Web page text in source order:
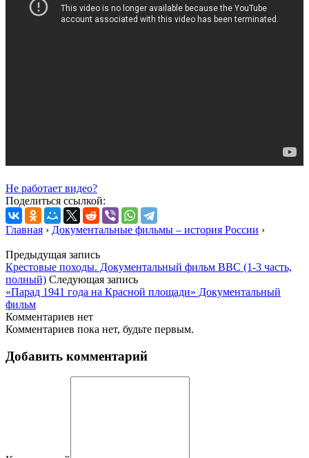
Не работает видео?
Поделиться ссылкой:
Главная › Документальные фильмы – история России ›
Предыдущая запись
Крестовые походы. Документальный фильм ВВС (1-3 часть,
полный) Следующая запись
«Парад 1941 года на Красной площади» Документальный
фильм
Комментариев нет
Комментариев пока нет, будьте первым.
Добавить комментарий